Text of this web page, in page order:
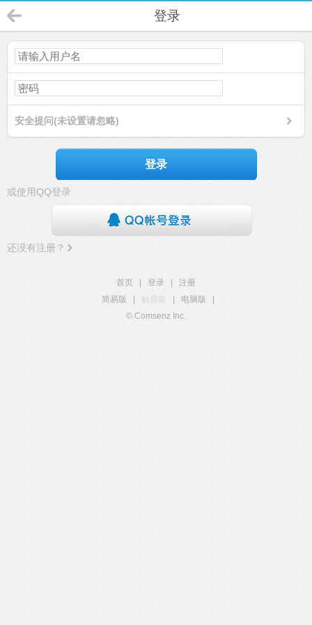
登录
安全提问(未设置请忽略)
登录
或使用QQ登录
还没有注册？
首页 登录
注册
简易版
触屏版 电脑版
© Comsenz Inc.